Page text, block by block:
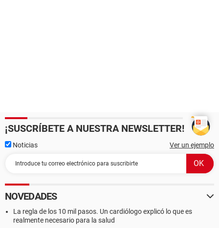
¡SUSCRÍBETE A NUESTRA NEWSLETTER!
Noticias Ver un ejemplo
NOVEDADES
La regla de los 10 mil pasos. Un cardiólogo explicó lo que es
realmente necesario para la salud